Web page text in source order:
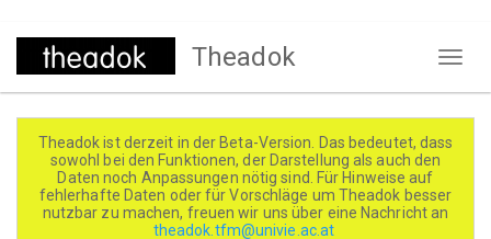
Direkt
Theadok
Theadok ist derzeit in der Beta-Version. Das bedeutet, dass
sowohl bei den Funktionen, der Darstellung als auch den
Daten noch Anpassungen nötig sind. Für Hinweise auf
fehlerhafte Daten oder für Vorschläge um Theadok besser
nutzbar zu machen, freuen wir uns über eine Nachricht an
theadok.tfm@univie.ac.at